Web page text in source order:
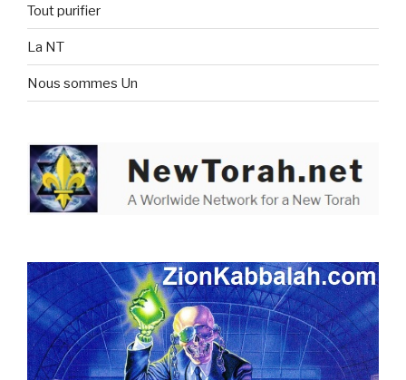
Tout purifier
La NT
Nous sommes Un